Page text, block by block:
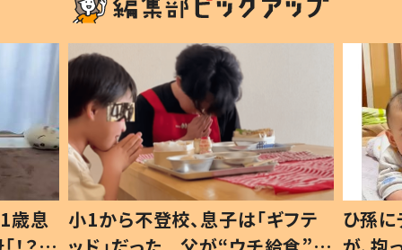
歳息
小1から不登校、息子は「ギフテ
ひ孫